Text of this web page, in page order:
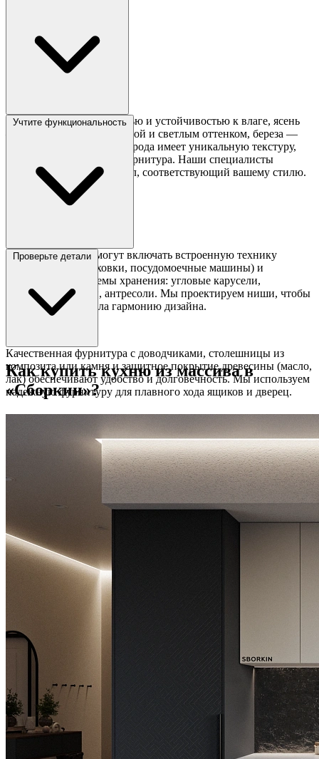
Дуб отличается прочностью и устойчивостью к влаге, ясень
— выразительной текстурой и светлым оттенком, береза —
теплым тоном. Каждая порода имеет уникальную текстуру,
влияющую на эстетику гарнитура. Наши специалисты
помогут выбрать материал, соответствующий вашему стилю.
Учтите функциональность
Кухни из массива могут включать встроенную технику
(холодильники, духовки, посудомоечные машины) и
продуманные системы хранения: угловые карусели,
выдвижные ящики, антресоли. Мы проектируем ниши, чтобы
техника не нарушала гармонию дизайна.
Проверьте детали
Качественная фурнитура с доводчиками, столешницы из
композита или камня и защитное покрытие древесины (масло,
лак) обеспечивают удобство и долговечность. Мы используем
надежную фурнитуру для плавного хода ящиков и дверец.
Как купить кухню из массива в
«Сборкин»?